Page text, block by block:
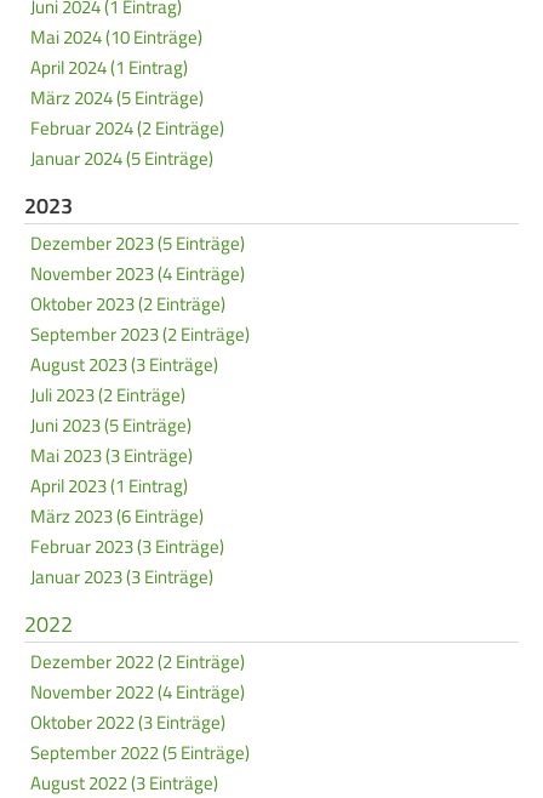
Juni 2024 (1 Eintrag)
Mai 2024 (10 Einträge)
April 2024 (1 Eintrag)
März 2024 (5 Einträge)
Februar 2024 (2 Einträge)
Januar 2024 (5 Einträge)
2023
Dezember 2023 (5 Einträge)
November 2023 (4 Einträge)
Oktober 2023 (2 Einträge)
September 2023 (2 Einträge)
August 2023 (3 Einträge)
Juli 2023 (2 Einträge)
Juni 2023 (5 Einträge)
Mai 2023 (3 Einträge)
April 2023 (1 Eintrag)
März 2023 (6 Einträge)
Februar 2023 (3 Einträge)
Januar 2023 (3 Einträge)
2022
Dezember 2022 (2 Einträge)
November 2022 (4 Einträge)
Oktober 2022 (3 Einträge)
September 2022 (5 Einträge)
August 2022 (3 Einträge)